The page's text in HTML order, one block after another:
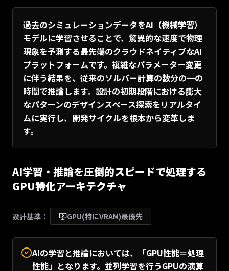
過去のシミュレーションデータをAI（機械学習）
モデルに学習させることで、驚異的な速度で物理
現象を予測する最先端のクラウドネイティブなAI
プラットフォームです。複雑なパラメーター変更
に伴う結果を、従来のソルバー計算の数分の一の
時間で推論します。設計の初期段階における膨大
なパターンのデザインスペース探索をリアルタイ
ムに実行し、開発サイクルを根本から変革しま
す。
AI学習・推論を圧倒的スピードで処理する
GPU特化アーキテクチャ
設計基準： GPU(特にVRAM)最優先
AIの学習と推論においては、「GPU性能＝処理
性能」となります。並列学習を行うGPUの演算